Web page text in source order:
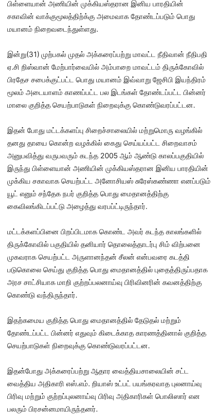
பிள்ளையான் அணியின் முக்கியஸ்தரான இனிய பாரதியின்
சகாவின் வாக்குமூலத்திற்க்கு அமைவாக தோண்டப்படும் பொது
மயானம் நிறைவடைந்துள்ளது.
இன்று(31) முற்பகல் முதல் அக்கரைப்பற்று மாவட்ட நீதிவான் நீதிபதி
ஏ.சி றிஸ்வான் மேற்பார்வையில் அம்பாறை மாவட்டம் திருக்கோவில்
பிரதேச சபைக்குட்பட்ட பொது மயானம் இவ்வாறு ஜேசிபி இயந்திரம்
மூலம் அடையாளம் காணப்பட்ட பல இடங்கள் தோண்டப்பட்ட பின்னர்
மாலை குறித்த செயற்பாடுகள் நிறைவுக்கு கொண்டுவரப்பட்டன.
இதன் போது மட்டக்களப்பு சிறைச்சாலையில் மற்றுமொரு வழங்கில்
தனது தாயை கொன்ற வழக்கில் கைது செய்யப்பட்ட சிறைவாசம்
அனுபவித்து வருபவரும் கடந்த 2005 ஆம் ஆண்டு காலப்பகுதியில்
இருந்து பிள்ளையான் அணியின் முக்கியஸ்தரான இனிய பாரதியின்
முக்கிய சகாவாக செயற்பட்ட அனோசியஸ் சுரேஸ்கண்ணா எனப்படும்
யூட் எனும் சந்தேக நபர் குறித்த பொது மைதானத்திற்கு
கைவிலங்கிடப்பட்டு அழைத்து வரபப்ட்டிருந்தார்.
மட்டக்களப்பினை பிறப்பிடமாக கொண்ட அவர் கடந்த காலங்களில்
திருக்கோவில் பகுதியில் தனியார் தொலைத்தாடர்பு சிம் விற்பனை
முகவராக செயற்பட்ட அருளானந்தன் சீலன் என்பவரை கடத்தி
படுகொலை செய்து குறித்த பொது மைதானத்தில் புதைத்திருப்பதாக
அரச சாட்சியாக மாறி குற்றப்பலனாய்வு பிரிவினரின் கவனத்திற்கு
கொண்டு வந்திருந்தார்.
இதற்கமைய குறித்த பொது மைதானத்தில் தேடுதல் மற்றும்
தோண்டப்பட்ட பின்னர் எதுவும் கிடைக்காத காரணத்தினால் குறித்த
செயற்பாடுகள் நிறைவுக்கு கொண்டுவரப்பட்டன.
இதன்போது அக்கரைப்பற்று ஆதார வைத்தியசாலையின் சட்ட
வைத்திய அதிகாரி எஸ்.எம். றியாஸ் உட்பட் பயங்கரவாத புலனாய்வு
பிரிவு மற்றும் குற்றப்புலனாய்வு பிரிவு அதிகாரிகள் பொலிஸார் என
பலரும் பிரசன்னமாயிருந்தனர்.